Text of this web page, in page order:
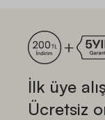
İlk üye
Ücretsiz